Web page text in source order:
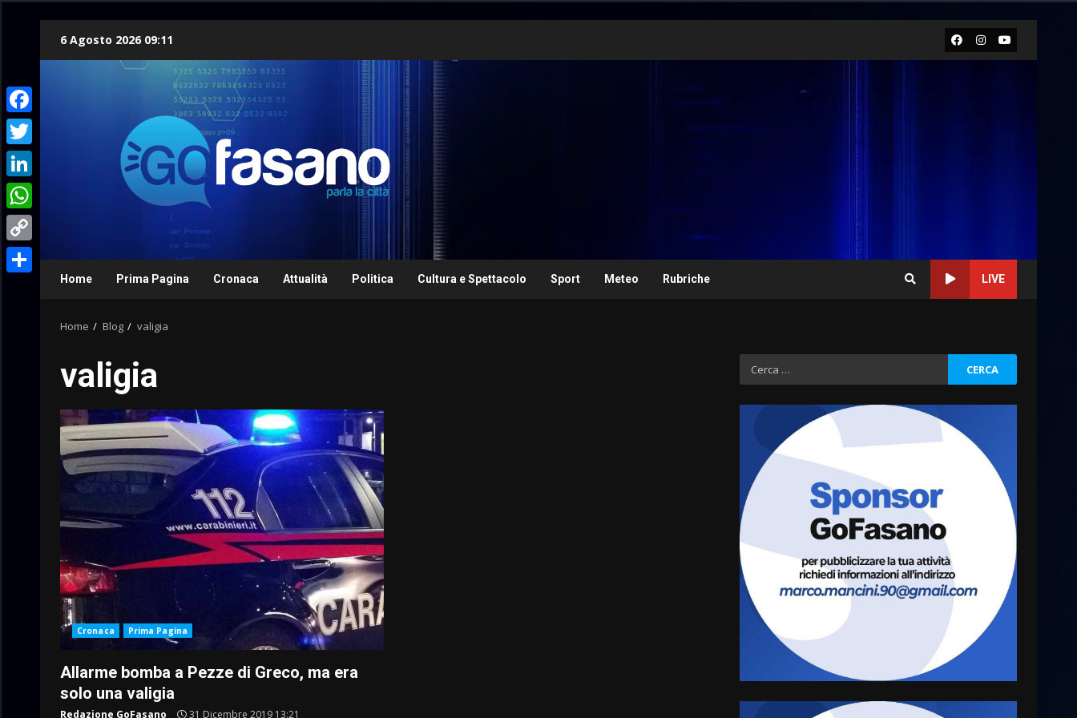
6 Agosto 2026 09:11 Facebook
Instagram
Youtube
Home Prima Pagina Cronaca Attualità Politica Cultura e Spettacolo Sport Meteo Rubriche LIVE
Home Blog valigia
valigia
Cronaca Prima Pagina
Allarme bomba a Pezze di Greco, ma era
solo una valigia
Redazione GoFasano 31 Dicembre 2019 13:21
Ricerca
per:
La magia del Minareto e la
prima assoluta de “L’Albergo
Belvedere. Il rapimento”
6 Agosto 2026 06:15
4
Serie D, l’Us Fasano è
escluso dal campionato
5 Agosto 2026 17:30
5
Truffatori in azione nelle
frazioni fasanesi
Facebook
Twitter
LinkedIn
WhatsApp
Copy